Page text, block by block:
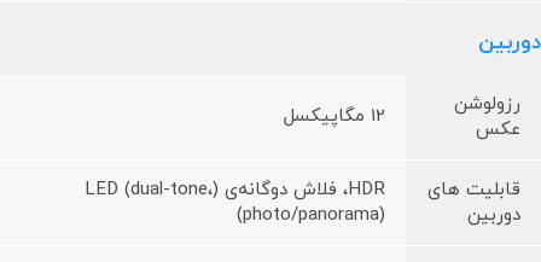
دوربین
رزولوشن
عکس
12 مگاپیکسل
قابلیت های
دوربین
HDR، فلاش دوگانه‌ی (LED (dual-tone،
(photo/panorama)